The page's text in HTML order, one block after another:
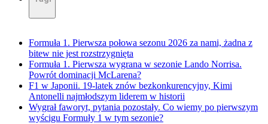
Formuła 1. Pierwsza połowa sezonu 2026 za nami, żadna z
bitew nie jest rozstrzygnięta
Formuła 1. Pierwsza wygrana w sezonie Lando Norrisa.
Powrót dominacji McLarena?
F1 w Japonii. 19-latek znów bezkonkurencyjny, Kimi
Antonelli najmłodszym liderem w historii
Wygrał faworyt, pytania pozostały. Co wiemy po pierwszym
wyścigu Formuły 1 w tym sezonie?